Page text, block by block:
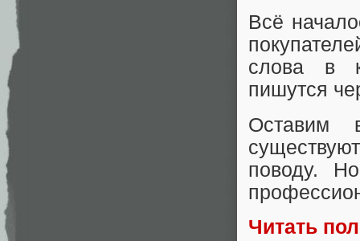
Всё
слова в
пишутся
Оставим
поводу.
Читать